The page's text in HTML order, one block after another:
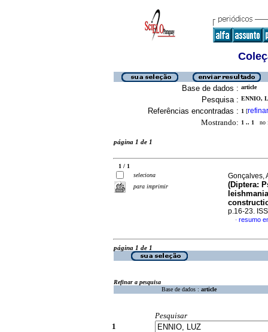
Base de dados : article
Pesquisa : ENNIO,
Referências encontradas : 1 [refinar
Mostrando: 1 .. 1 no
página 1 de 1
1 / 1
seleciona
para imprimir
Gonçalves,
(Diptera:
p.16-23.
· resumo
página 1 de 1
Refinar a pesquisa
Base de dados : article
Pesquisar
1